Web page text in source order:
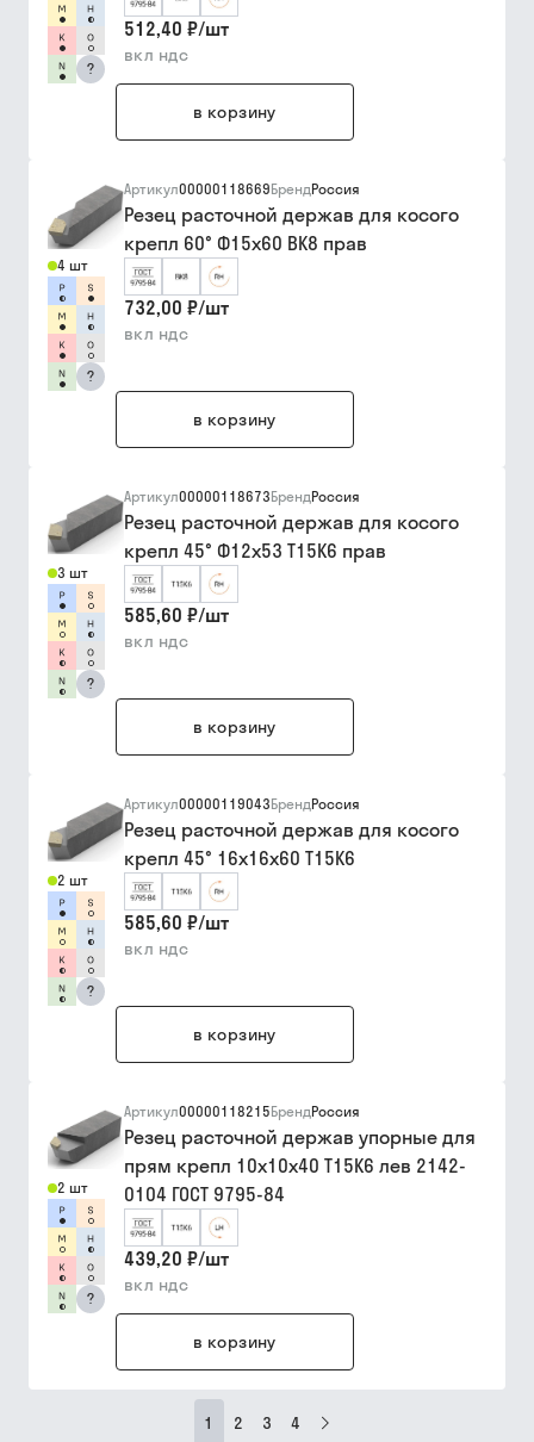
?
512,40 ₽/шт
вкл ндс
в корзину
4 шт
?
Артикул00000118669БрендРоссия
Резец расточной держав для косого
крепл 60° Ф15х60 ВК8 прав
732,00 ₽/шт
вкл ндс
в корзину
3 шт
?
Артикул00000118673БрендРоссия
Резец расточной держав для косого
крепл 45° Ф12х53 Т15К6 прав
585,60 ₽/шт
вкл ндс
в корзину
2 шт
?
Артикул00000119043БрендРоссия
Резец расточной держав для косого
крепл 45° 16х16х60 Т15К6
585,60 ₽/шт
вкл ндс
в корзину
2 шт
?
Артикул00000118215БрендРоссия
Резец расточной держав упорные для
прям крепл 10х10х40 Т15К6 лев 2142-
0104 ГОСТ 9795-84
439,20 ₽/шт
вкл ндс
в корзину
1 2 3 4